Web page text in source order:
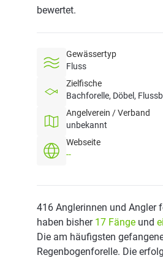
bewertet.
Gewässertyp
Fluss
Zielfische
Bachforelle, Döbel,
Angelverein / Verband
unbekannt
Webseite
--
416 Anglerinnen und Angler
haben bisher 17 Fänge und
Die am häufigsten
Regenbogenforelle. Die